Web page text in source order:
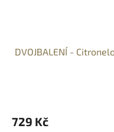
DVOJBALENÍ -
729 Kč